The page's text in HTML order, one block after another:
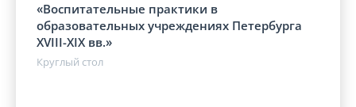
«Воспитательные практики в
образовательных учреждениях Петербурга
XVIII-XIX вв.»
Круглый стол